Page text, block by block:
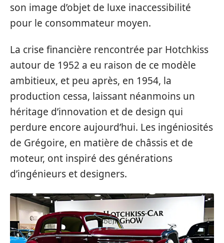
son image d’objet de luxe inaccessibilité
pour le consommateur moyen.
La crise financière rencontrée par Hotchkiss
autour de 1952 a eu raison de ce modèle
ambitieux, et peu après, en 1954, la
production cessa, laissant néanmoins un
héritage d’innovation et de design qui
perdure encore aujourd’hui. Les ingéniosités
de Grégoire, en matière de châssis et de
moteur, ont inspiré des générations
d’ingénieurs et designers.